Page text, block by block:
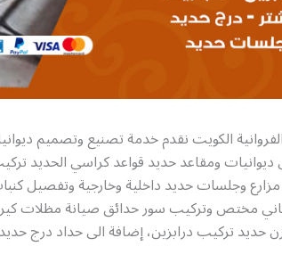
الكويت نقدم خدمة تصنيع وتصميم
ومقاعد حديد قواعد كراسي الحديد
وجلسات حديد داخلية وخارجية وتفصيل
مختص وتركيب سور حدائق صيانة مظلات
تركيب درابزين، إضافة الى حداد درج